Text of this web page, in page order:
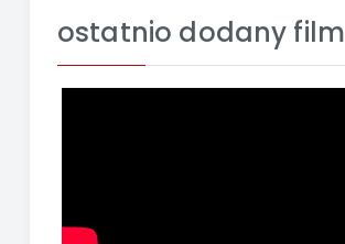
ostatnio dodany film